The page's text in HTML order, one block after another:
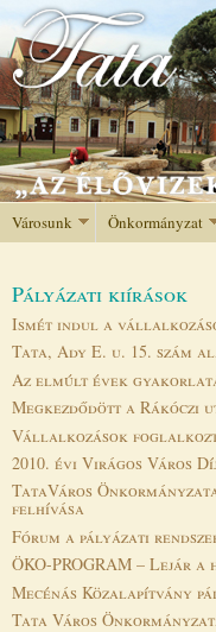
Városunk Önkormányzat
Pályázati kiírások
Ismét indul a
Tata, Ady E. u. 15. szám
Az elmúlt évek
Megkezdődött a Rákóczi
Vállalkozások
2010. évi Virágos Város
TataVáros
felhívása
Fórum a pályázati
ÖKO-PROGRAM – Lejár
Mecénás Közalapítvány
Tata Város